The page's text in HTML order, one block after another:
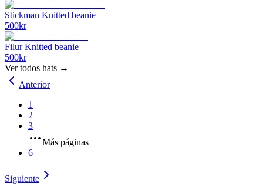
Stickman Knitted beanie
500kr
Filur Knitted beanie
500kr
Ver todos hats →
Anterior
1
2
3
Más páginas
6
Siguiente